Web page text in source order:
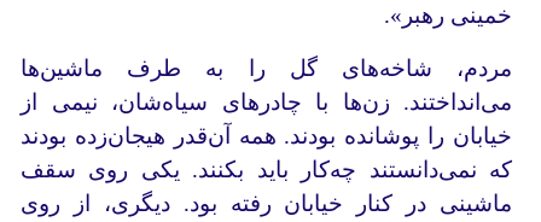
خمینی رهبر».
مردم، شاخه‌های گل را به طرف ماشین‌ها
می‌انداختند. زن‌ها با چادرهای سیاه‌شان، نیمی از
خیابان را پوشانده بودند. همه آن‌قدر هیجان‌زده بودند
که نمی‌دانستند چه‌کار باید بکنند. یکی روی سقف
ماشینی در کنار خیابان رفته بود. دیگری، از روی